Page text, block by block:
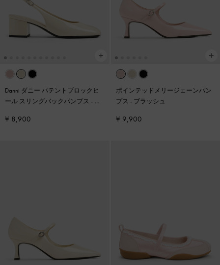
Danni ダニー パテントブロックヒ
ール スリングバックパンプス - チ
¥ 8,900
ポインテッドメリージェーンパン
プス - ブラッシュ
¥ 9,900